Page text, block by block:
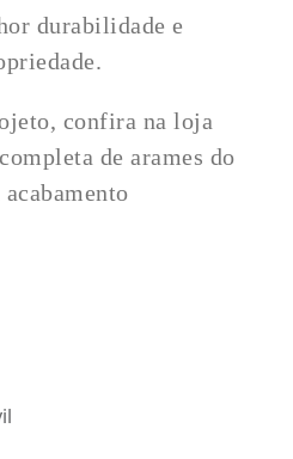
durabilidade e
confira na loja
de arames do